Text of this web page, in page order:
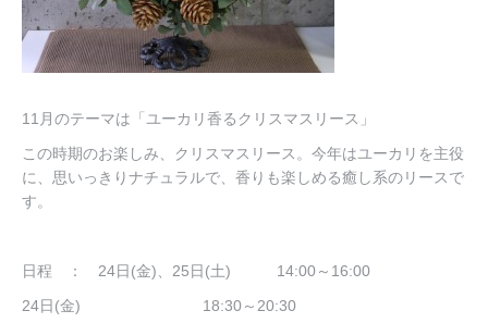
11月のテーマは「ユーカリ香るクリスマスリース」
この時期のお楽しみ、クリスマスリース。今年はユーカリを主役
に、思いっきりナチュラルで、香りも楽しめる癒し系のリースで
す。
日程 ： 24日(金)、25日(土) 14:00～16:00
24日(金) 18:30～20:30